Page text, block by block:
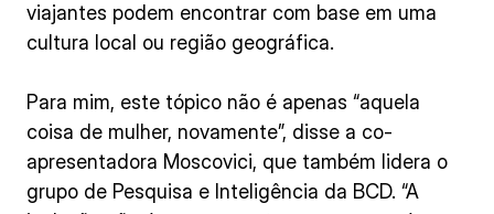
viajantes podem encontrar com base em uma
cultura local ou região geográfica.
Para mim, este tópico não é apenas “aquela
coisa de mulher, novamente”, disse a co-
apresentadora Moscovici, que também lidera o
grupo de Pesquisa e Inteligência da BCD. “A